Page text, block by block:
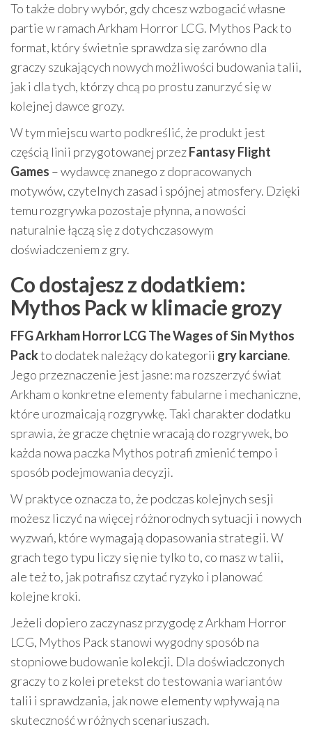
To także dobry wybór, gdy chcesz wzbogacić własne
partie w ramach Arkham Horror LCG. Mythos Pack to
format, który świetnie sprawdza się zarówno dla
graczy szukających nowych możliwości budowania talii,
jak i dla tych, którzy chcą po prostu zanurzyć się w
kolejnej dawce grozy.
W tym miejscu warto podkreślić, że produkt jest
częścią linii przygotowanej przezFantasy Flight
Games – wydawcę znanego z dopracowanych
motywów, czytelnych zasad i spójnej atmosfery. Dzięki
temu rozgrywka pozostaje płynna, a nowości
naturalnie łączą się z dotychczasowym
doświadczeniem z gry.
Co dostajesz z dodatkiem:
Mythos Pack w klimacie grozy
FFG Arkham Horror LCG The Wages of Sin Mythos
Packto dodatek należący do kategorii gry karciane.
Jego przeznaczenie jest jasne: ma rozszerzyć świat
Arkham o konkretne elementy fabularne i mechaniczne,
które urozmaicają rozgrywkę. Taki charakter dodatku
sprawia, że gracze chętnie wracają do rozgrywek, bo
każda nowa paczka Mythos potrafi zmienić tempo i
sposób podejmowania decyzji.
W praktyce oznacza to, że podczas kolejnych sesji
możesz liczyć na więcej różnorodnych sytuacji i nowych
wyzwań, które wymagają dopasowania strategii. W
grach tego typu liczy się nie tylko to, co masz w talii,
ale też to, jak potrafisz czytać ryzyko i planować
kolejne kroki.
Jeżeli dopiero zaczynasz przygodę z Arkham Horror
LCG, Mythos Pack stanowi wygodny sposób na
stopniowe budowanie kolekcji. Dla doświadczonych
graczy to z kolei pretekst do testowania wariantów
talii i sprawdzania, jak nowe elementy wpływają na
skuteczność w różnych scenariuszach.